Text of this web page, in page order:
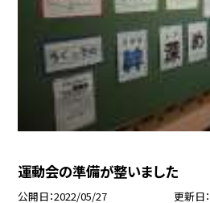
運動会の準備が整いました
公開日 2022/05/27 更新日